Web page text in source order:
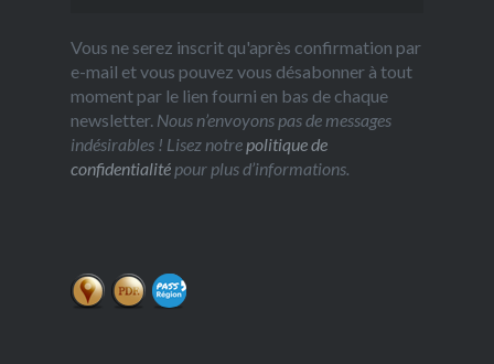
Vous ne serez inscrit qu'après confirmation par
e-mail et vous pouvez vous désabonner à tout
moment par le lien fourni en bas de chaque
newsletter. Nous n’envoyons pas de messages
indésirables ! Lisez notrepolitique de
confidentialitépour plus d’informations.